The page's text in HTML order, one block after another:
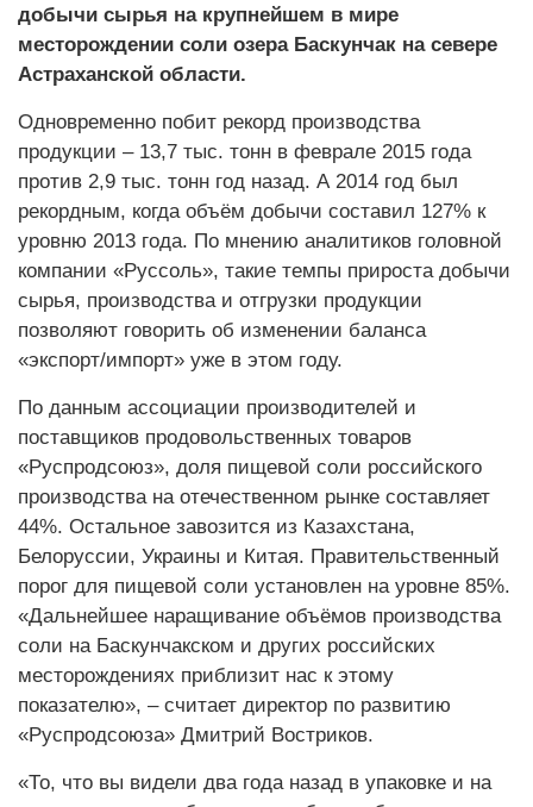
добычи сырья на крупнейшем в мире
месторождении соли озера Баскунчак на севере
Астраханской области.
Одновременно побит рекорд производства
продукции – 13,7 тыс. тонн в феврале 2015 года
против 2,9 тыс. тонн год назад. А 2014 год был
рекордным, когда объём добычи составил 127% к
уровню 2013 года. По мнению аналитиков головной
компании «Руссоль», такие темпы прироста добычи
сырья, производства и отгрузки продукции
позволяют говорить об изменении баланса
«экспорт/импорт» уже в этом году.
По данным ассоциации производителей и
поставщиков продовольственных товаров
«Руспродсоюз», доля пищевой соли российского
производства на отечественном рынке составляет
44%. Остальное завозится из Казахстана,
Белоруссии, Украины и Китая. Правительственный
порог для пищевой соли установлен на уровне 85%.
«Дальнейшее наращивание объёмов производства
соли на Баскунчакском и других российских
месторождениях приблизит нас к этому
показателю», – считает директор по развитию
«Руспродсоюза» Дмитрий Востриков.
«То, что вы видели два года назад в упаковке и на